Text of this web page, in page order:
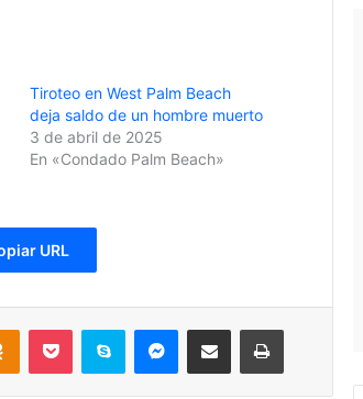
Tiroteo en West Palm Beach
deja saldo de un hombre muerto
3 de abril de 2025
En «Condado Palm Beach»
URL